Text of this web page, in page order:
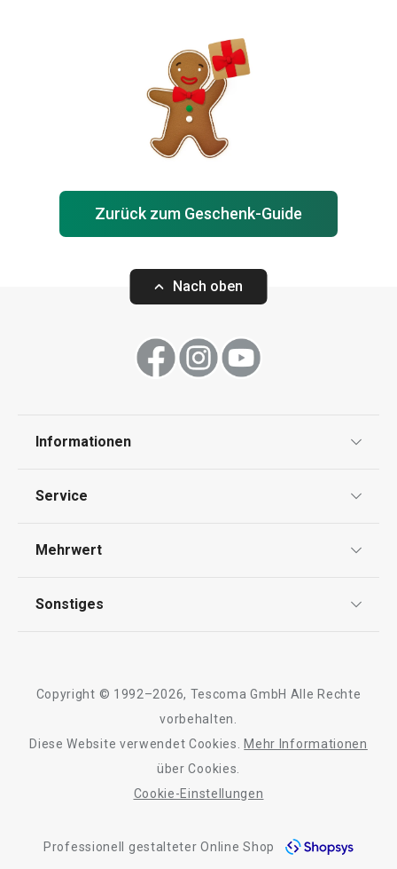
Zurück zum Geschenk-Guide
Nach oben
Informationen
Impressum
Service
Kontaktformular
Mehrwert
Qualität
Sonstiges
Barrierefreiheit
Copyright © 1992–2026, Tescoma GmbH Alle Rechte
vorbehalten.
Diese Website verwendet Cookies.
Mehr Informationen
über Cookies.
Cookie-Einstellungen
Professionell gestalteter Online Shop